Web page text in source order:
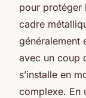
pour protéger
cadre
généralement
avec un coup
s’installe en
complexe. En